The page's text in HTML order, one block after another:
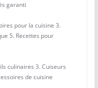
garanti
pour la cuisine 3.
5. Recettes pour
culinaires 3. Cuiseurs
de cuisine